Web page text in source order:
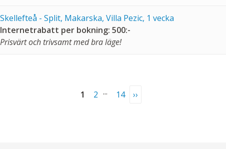
Skellefteå - Split, Makarska, Villa Pezic, 1 vecka
Internetrabatt per bokning: 500:-
Prisvärt och trivsamt med bra läge!
1 2 ... 14 ››